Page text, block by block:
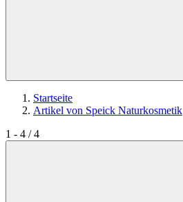
Startseite
Artikel von Speick Naturkosmetik
1 - 4 / 4